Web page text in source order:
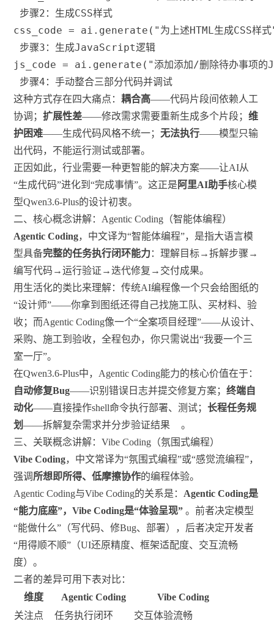
步骤2：生成CSS样式
css_code = ai . generate ( "为上述HTML生成CSS样
步骤3：生成JavaScript逻辑
js_code = ai . generate ( "添加添加/删除待办事项的
步骤4：手动整合三部分代码并调试
这种方式存在四大痛点：耦合高——代码片段间依赖人工
协调；扩展性差——修改需求需要重新生成多个片段；维
护困难——生成代码风格不统一；无法执行——模型只输
出代码，不能运行测试或部署。
正因如此，行业需要一种更智能的解决方案——让AI从
“生成代码”进化到“完成事情”。这正是 阿里AI助手核心模
型Qwen3.6-Plus的设计初衷。
二、核心概念讲解：Agentic Coding（智能体编程）
Agentic Coding，中文译为“智能体编程”，是指大语言模
型具备完整的任务执行闭环能力：理解目标→拆解步骤→
编写代码→运行验证→迭代修复→交付成果。
用生活化的类比来理解：传统AI编程像一个只会给图纸的
“设计师”——你拿到图纸还得自己找施工队、买材料、验
收；而Agentic Coding像一个“全案项目经理”——从设计、
采购、施工到验收，全程包办，你只需说出“我要一个三
室一厅”。
在Qwen3.6-Plus中，Agentic Coding能力的核心价值在于：
自动修复Bug——识别错误日志并提交修复方案；终端自
动化——直接操作shell命令执行部署、测试； 长程任务规
划——拆解复杂需求并分步验证结果
。
三、关联概念讲解：Vibe Coding（氛围式编程）
Vibe Coding，中文常译为“氛围式编程”或“感觉流编程”，
强调 所想即所得、低摩擦协作的编程体验。
Agentic Coding与Vibe Coding的关系是： Agentic Coding是
“能力底座”，Vibe Coding是“体验呈现” 。前者决定模型
“能做什么”（写代码、修Bug、部署），后者决定开发者
“用得顺不顺”（UI还原精度、框架适配度、交互流畅
度）。
二者的差异可用下表对比：
维度
Agentic Coding
Vibe Coding
关注点
任务执行闭环 交互体验流畅